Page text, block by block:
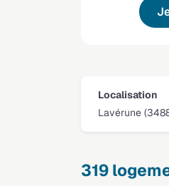
Localisation
Lavérune
319